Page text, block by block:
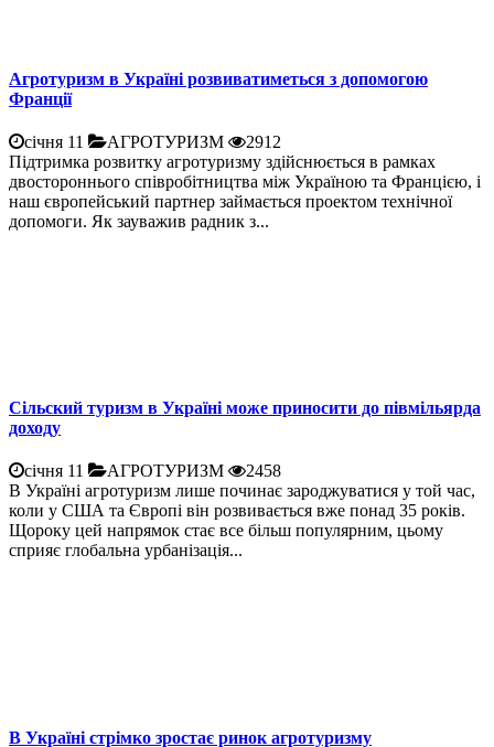
Агротуризм в Україні розвиватиметься з допомогою
Франції
січня 11 АГРОТУРИЗМ
2912
Підтримка розвитку агротуризму здійснюється в рамках
двостороннього співробітництва між Україною та Францією, і
наш європейський партнер займається проектом технічної
допомоги. Як зауважив радник з...
Сільский туризм в Україні може приносити до півмільярда
доходу
січня 11 АГРОТУРИЗМ
2458
В Україні агротуризм лише починає зароджуватися у той час,
коли у США та Європі він розвивається вже понад 35 років.
Щороку цей напрямок стає все більш популярним, цьому
сприяє глобальна урбанізація...
В Україні стрімко зростає ринок агротуризму